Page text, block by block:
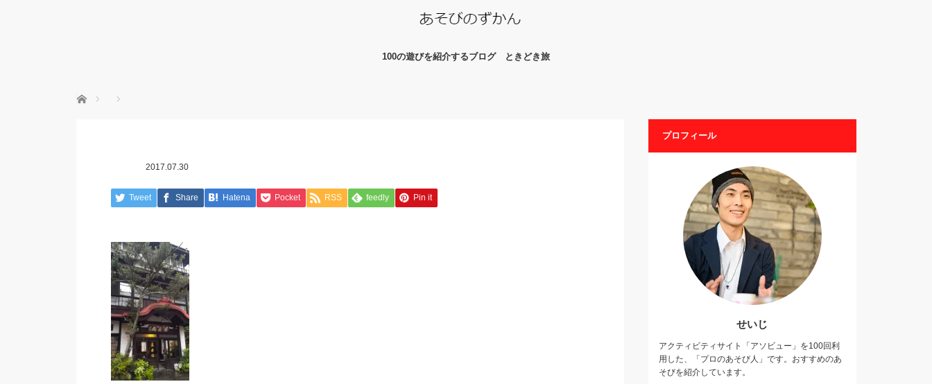
100の遊びを紹介するブログ ときどき旅
ホーム
2017.07.30
Tweet Share Hatena Pocket RSS feedly Pin it
プロフィール
せいじ
アクティビティサイト「アソビュー」を100回利
用した、「プロのあそび人」です。おすすめのあ
そびを紹介しています。